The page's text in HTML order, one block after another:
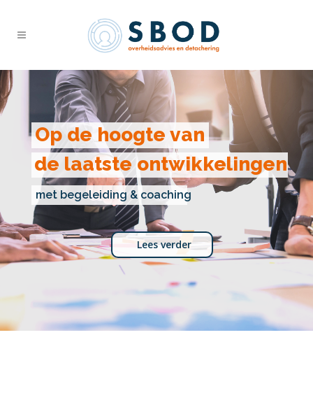
Lees verder
Op de hoogte van
de laatste ontwikkelingen
met begeleiding & coaching